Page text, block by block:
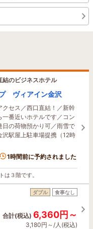
結のビジネスホテル
ヴィアイン金沢
クセス／西口直結！／新幹
番近いホテルです／コン
日の荷物預かり可／雨雪で
沢駅屋上駐車場提携（12時
1時間前に予約されました
は３階です。
ダブル 食事なし
合計(税込) 6,360円～
3,180円～/人(税込)